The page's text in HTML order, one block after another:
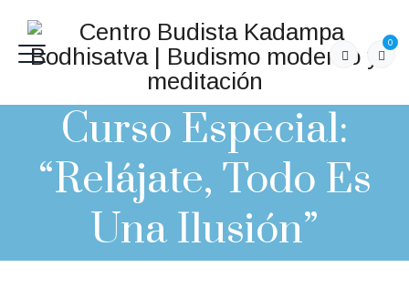
0
Curso Especial:
“Relájate, Todo Es
Una Ilusión”